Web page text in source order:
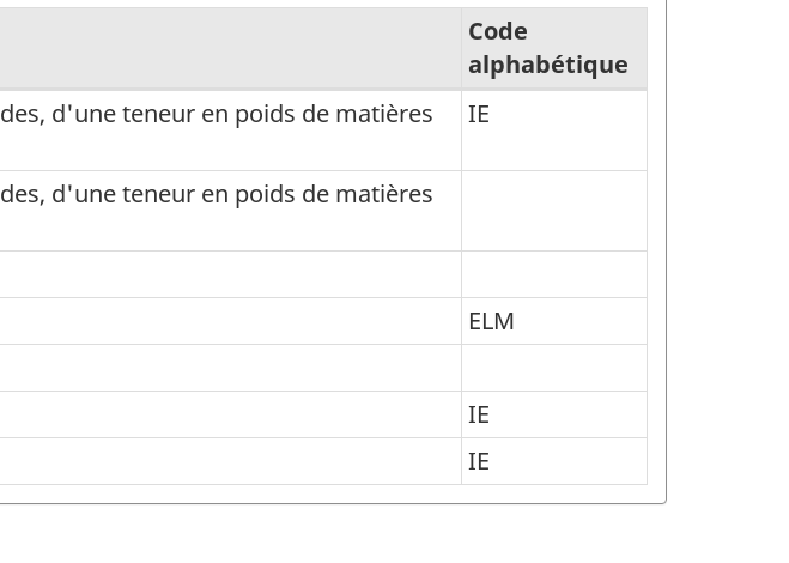
Code
alphabétique
d'une teneur en poids de matières
IE
d'une teneur en poids de matières
ELM
IE
IE